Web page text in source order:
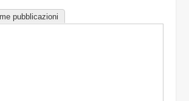
pubblicazioni